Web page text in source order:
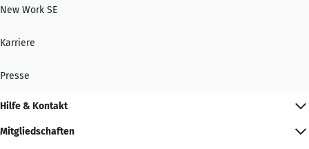
New Work SE
Karriere
Presse
Hilfe & Kontakt
Mitgliedschaften